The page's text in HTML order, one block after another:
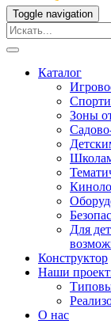
Ограждения
Игровые
Горки
Игровые
Качели
Качалки
Качели
Песочные
Детские
Домики-
Теневые
ПДД для
Toggle navigation
Каталог
Зоны
Для
Конструктор
Наши
О нас